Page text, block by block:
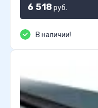
6 518руб.
В наличии!